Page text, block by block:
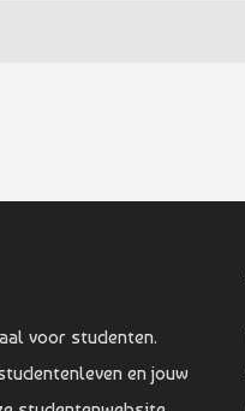
voor studenten.
en jouw